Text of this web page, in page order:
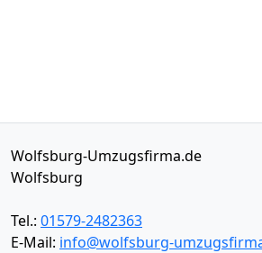
Wolfsburg-Umzugsfirma.de
Wolfsburg
Tel.: 01579-2482363
E-Mail: info@wolfsburg-